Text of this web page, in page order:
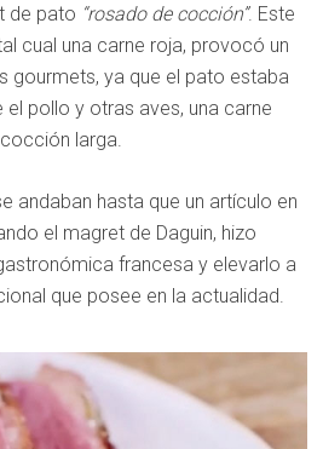
de pato “rosado de cocción”. Este
cual una carne roja, provocó un
gourmets, ya que el pato estaba
el pollo y otras aves, una carne
larga.
andaban hasta que un artículo en
el magret de Daguin, hizo
francesa y elevarlo a
que posee en la actualidad.